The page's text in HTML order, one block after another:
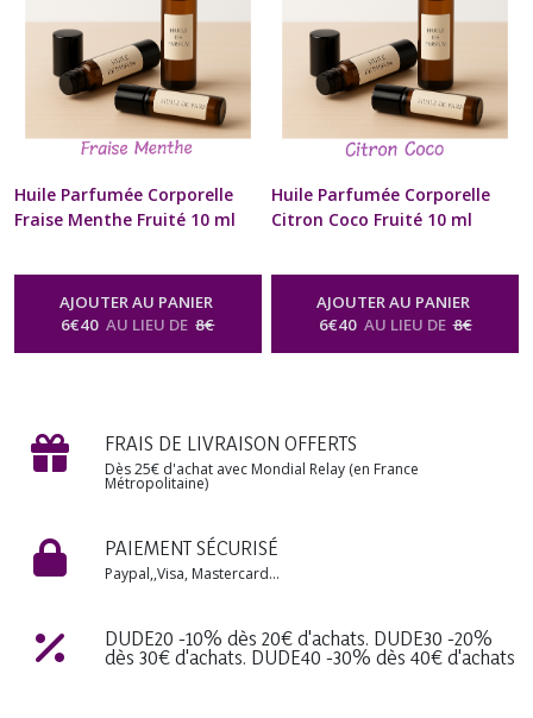
Huile Parfumée Corporelle
Fraise Menthe Fruité 10 ml
Poignets Cadeau Beauté bien
être Homme Femme St-
AJOUTER AU PANIER
6€40 AU LIEU DE 8€
Huile Parfumée Corporelle
Citron Coco Fruité 10 ml
Poignets Cadeau Beauté bien
être Homme Femme St-
AJOUTER AU PANIER
6€40 AU LIEU DE 8€
FRAIS DE LIVRAISON OFFERTS
Dès 25€ d'achat avec Mondial Relay (en France
Métropolitaine)
PAIEMENT SÉCURISÉ
Paypal,,Visa, Mastercard...
DUDE20 -10% dès 20€ d'achats. DUDE30 -20%
dès 30€ d'achats. DUDE40 -30% dès 40€ d'achats